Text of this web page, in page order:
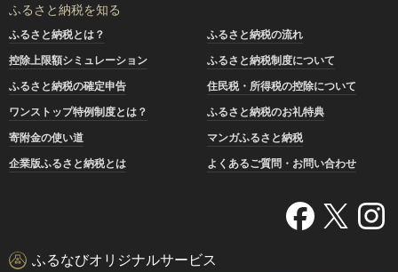
ふるさと納税を知る
ふるさと納税とは？
ふるさと納税の流れ
控除上限額シミュレーション
ふるさと納税制度について
ふるさと納税の確定申告
住民税・所得税の控除について
ワンストップ特例制度とは？
ふるさと納税のお礼特典
寄附金の使い道
マンガふるさと納税
企業版ふるさと納税とは
よくあるご質問・お問い合わせ
ふるなびオリジナルサービス